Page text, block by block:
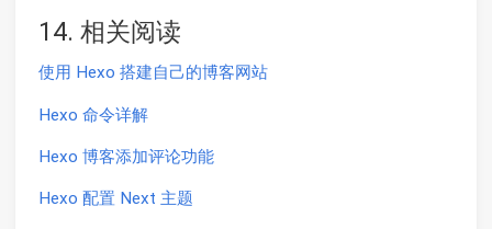
14. 相关阅读
使用 Hexo 搭建自己的博客网站
Hexo 命令详解
Hexo 博客添加评论功能
Hexo 配置 Next 主题